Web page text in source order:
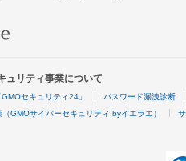
ュリティ事業について
セキュリティ24」 パスワード漏洩診断
GMOサイバーセキュリティ byイエラエ）